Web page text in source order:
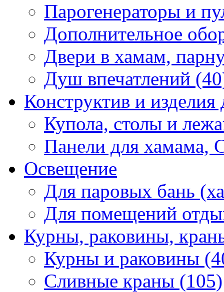
Парогенераторы и
Дополнительное
Двери в хамам,
Душ впечатлений
Конструктив и изделия
Купола, столы и
Панели для
Освещение
Для паровых бань
Для помещений
Курны, раковины,
Курны и раковины
Сливные краны (105)